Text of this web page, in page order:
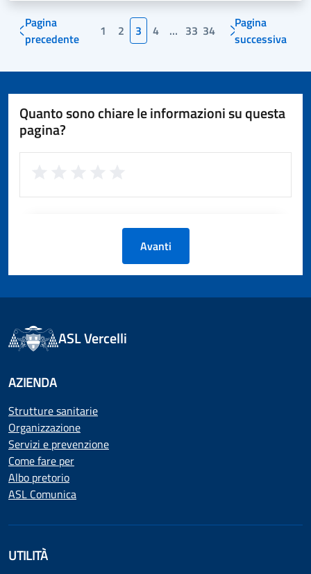
Pagina
precedente
1 2 3 4 … 33 34
Pagina
successiva
Quanto sono chiare le informazioni su questa
pagina?
Avanti
ASL Vercelli
AZIENDA
Strutture sanitarie
Organizzazione
Servizi e prevenzione
Come fare per
Albo pretorio
ASL Comunica
UTILITÀ